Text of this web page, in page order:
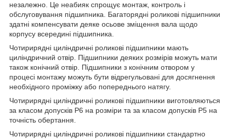
незалежно. Це неабияк спрощує монтаж, контроль і
обслуговування підшипника. Багаторядні роликові підшипники
здатні компенсувати деяке осьове зміщення вала щодо
корпусу всередині підшипника.
Чотирирядні циліндричні роликові підшипники мають
циліндричний отвір. Підшипники деяких розмірів можуть мати
також конічний отвір. Підшипники з конічним отвором у
процесі монтажу можуть бути відрегульовані для досягнення
необхідного проміжку або попереднього натягу.
Чотирирядні циліндричні роликові підшипники виготовляються
за класом допусків P6 на розміри та за класом допусків P5 на
точність обертання.
Чотирирядні циліндричні роликові підшипники стандартно